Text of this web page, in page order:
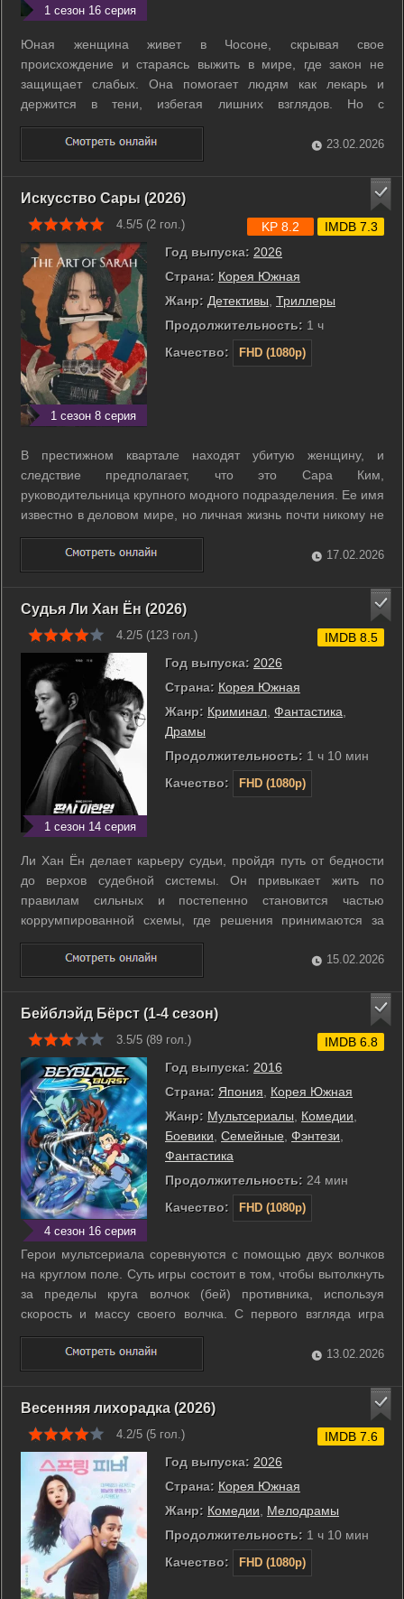
1 сезон 16 серия
Юная женщина живет в Чосоне, скрывая свое
происхождение и стараясь выжить в мире, где закон не
защищает слабых. Она помогает людям как лекарь и
держится в тени, избегая лишних взглядов. Но с
наступлением ночи она меняется и выходит на улицы,
чтобы отнимать нажитое нечестным путем у тех, кто
злоупотребляет властью. Расследованием ее дел
23.02.2026
Искусство Сары (2026)
4.5/5 (2 гол.)
1 сезон 8 серия
Год выпуска: 2026
Страна: Корея Южная
Жанр: Детективы Триллеры
Продолжительность: 1 ч
Качество:
FHD (1080p)
KP 8.2 IMDB 7.3
В престижном квартале находят убитую женщину, и
следствие предполагает, что это Сара Ким,
руководительница крупного модного подразделения. Ее имя
известно в деловом мире, но личная жизнь почти никому не
знакома. Детектив Пак Му Гён начинает проверять
окружение Сары и сталкивается с противоречиями в
показаниях. Выясняется, что многие знали о ней ...
17.02.2026
Судья Ли Хан Ён (2026)
4.2/5 (123 гол.)
1 сезон 14 серия
Год выпуска: 2026
Страна: Корея Южная
Жанр: Криминал Фантастика
Драмы
Продолжительность: 1 ч 10 мин
Качество:
FHD (1080p)
IMDB 8.5
Ли Хан Ён делает карьеру судьи, пройдя путь от бедности
до верхов судебной системы. Он привыкает жить по
правилам сильных и постепенно становится частью
коррумпированной схемы, где решения принимаются за
деньги и связи. После громкого приговора против
влиятельного бизнесмена он погибает при загадочных
обстоятельствах. Очнувшись в прошлом, он ...
15.02.2026
Бейблэйд Бёрст (1-4 сезон)
3.5/5 (89 гол.)
4 сезон 16 серия
Год выпуска: 2016
Страна: Япония, Корея Южная
Жанр: Мультсериалы, Комедии,
Боевики, Семейные, Фэнтези,
Фантастика
Продолжительность: 24 мин
Качество:
FHD (1080p)
IMDB 6.8
Герои мультсериала соревнуются с помощью двух волчков
на круглом поле. Суть игры состоит в том, чтобы вытолкнуть
за пределы круга волчок (бей) противника, используя
скорость и массу своего волчка. С первого взгляда игра
может показаться простой, но для победы в ней
необходимы навыки и техника, которые оттачиваются путем
долгих тренировок. Такой ...
13.02.2026
Весенняя лихорадка (2026)
4.2/5 (5 гол.)
Год выпуска: 2026
Страна: Корея Южная
Жанр: Комедии
Мелодрамы
Продолжительность: 1 ч 10 мин
Качество:
FHD (1080p)
IMDB 7.6